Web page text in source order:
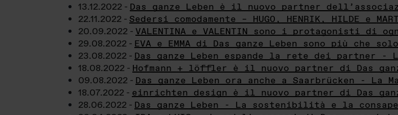
13.12.2022 - Das ganze Leben è il nuovo partner
22.11.2022 - Sedersi comodamente – HUGO, HENRIK, HILDE e
20.09.2022 - VALENTINA e VALENTIN sono i protagonisti di
29.08.2022 - EVA e EMMA di Das ganze Leben sono più che
23.08.2022 - Das ganze Leben espande la rete dei partner -
18.08.2022 - Hofmann + löffler è il nuovo partner di Das
09.08.2022 - Das ganze Leben ora anche a Saarbrücken - La
18.07.2022 - einrichten design è il nuovo partner di Das
28.06.2022 - Das ganze Leben - La sostenibilità e la